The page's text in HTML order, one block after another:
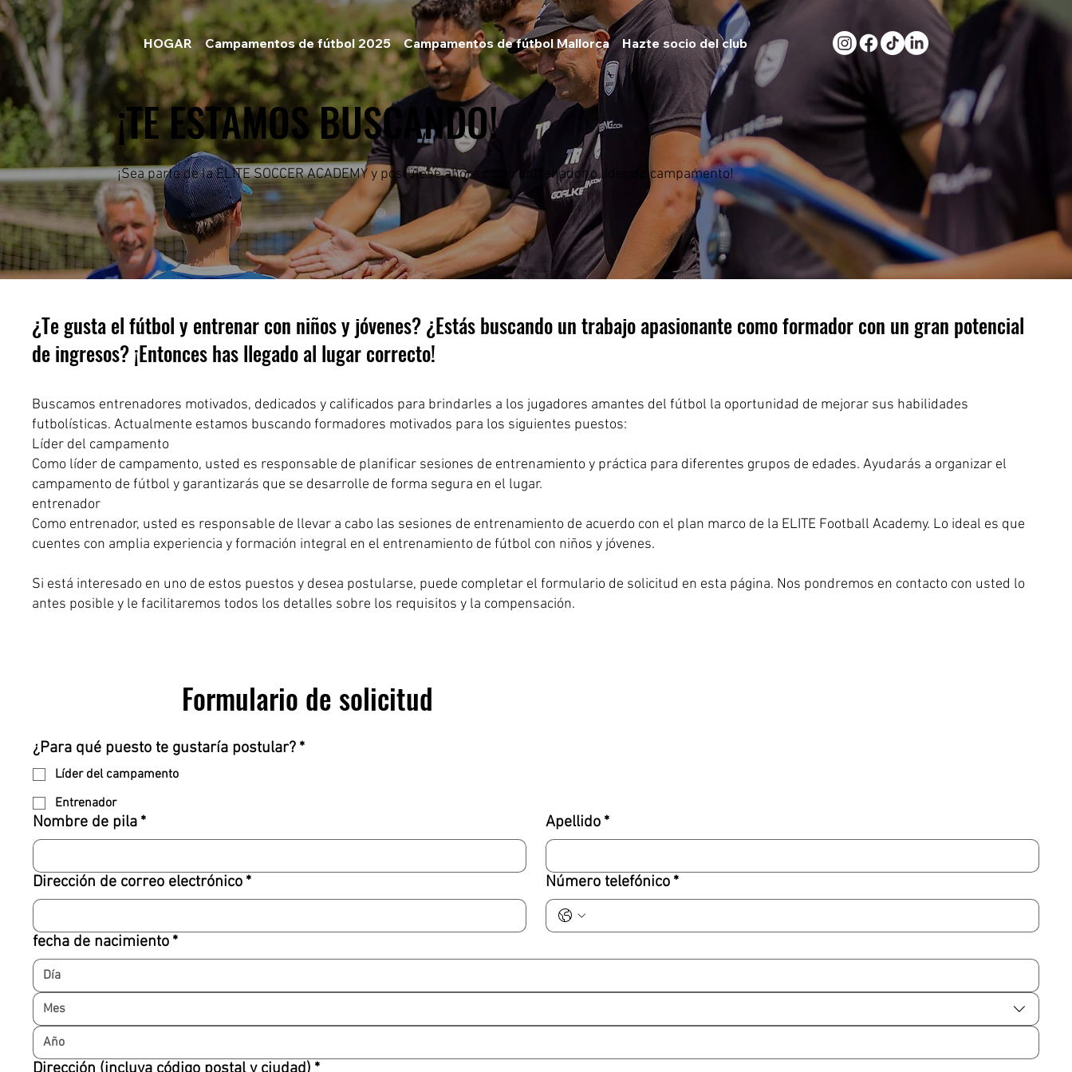
HOGAR Campamentos de fútbol 2025 Campamentos de fútbol Mallorca Hazte socio del club
¡TE ESTAMOS BUSCANDO!
¡Sea parte de la ELITE SOCCER ACADEMY y postúlese ahora como entrenador o líder de campamento!
Formulario de solicitud
¿Para qué puesto te gustaría postular? *
Líder del campamento
Entrenador
Nombre de pila * Apellido *
Dirección de correo electrónico * Número telefónico *
fecha de nacimiento *
Mes
¿Te gusta el fútbol y entrenar con niños y jóvenes? ¿Estás buscando un trabajo apasionante como formador con un gran potencial
de ingresos? ¡Entonces has llegado al lugar correcto!
Buscamos entrenadores motivados, dedicados y calificados para brindarles a los jugadores amantes del fútbol la oportunidad de mejorar sus habilidades
futbolísticas. Actualmente estamos buscando formadores motivados para los siguientes puestos:
Líder del campamento
Como líder de campamento, usted es responsable de planificar sesiones de entrenamiento y práctica para diferentes grupos de edades. Ayudarás a organizar el
campamento de fútbol y garantizarás que se desarrolle de forma segura en el lugar.
entrenador
Como entrenador, usted es responsable de llevar a cabo las sesiones de entrenamiento de acuerdo con el plan marco de la ELITE Football Academy. Lo ideal es que
cuentes con amplia experiencia y formación integral en el entrenamiento de fútbol con niños y jóvenes.
Si está interesado en uno de estos puestos y desea postularse, puede completar el formulario de solicitud en esta página. Nos pondremos en contacto con usted lo
antes posible y le facilitaremos todos los detalles sobre los requisitos y la compensación.